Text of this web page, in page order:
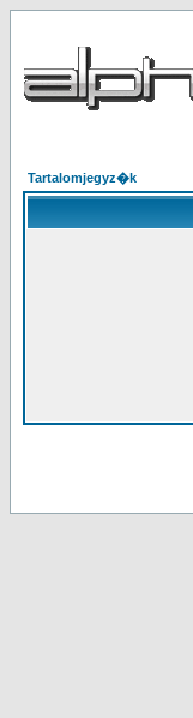
Tartalomjegyz�k